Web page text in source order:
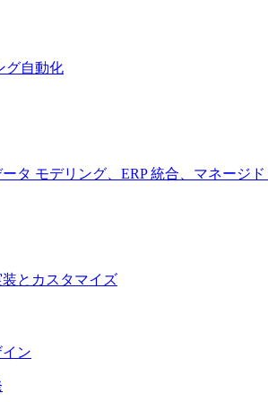
グ自動化
タ モデリング、ERP 統合、マネージド
とカスタマイズ
ン